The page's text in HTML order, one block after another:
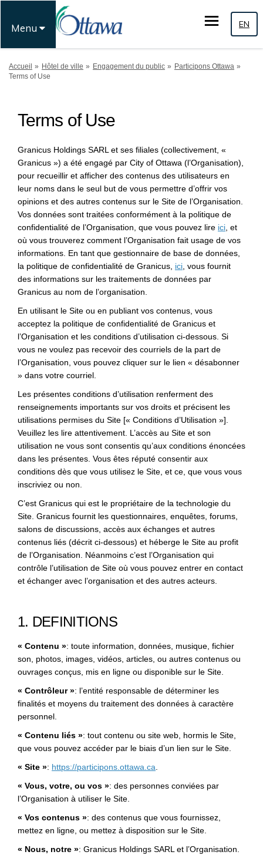
Menu EN
Vous êtes ici:
Accueil Hôtel de ville Engagement du public
Participons Ottawa
Terms of Use
Terms of Use
Granicus Holdings SARL et ses filiales (collectivement, «
Granicus ») a été engagé par City of Ottawa (l’Organisation),
pour recueillir et afficher des contenus des utilisateurs en
leur noms dans le seul but de vous permettre d’offrir vos
opinions et des autres contenus sur le Site de l’Organisation.
Vos données sont traitées conformément à la politique de
confidentialité de l’Organisation, que vous pouvez lire ici , et
où vous trouverez comment l’Organisation fait usage de vos
informations. En tant que gestionnaire de base de données,
la politique de confidentialité de Granicus, ici(Liens externes)
, vous fournit
des informations sur les traitements de données par
Granicus au nom de l’organisation.
En utilisant le Site ou en publiant vos contenus, vous
acceptez la politique de confidentialité de Granicus et
l’Organisation et les conditions d’utilisation ci-dessous. Si
vous ne voulez pas recevoir des courriels de la part de
l’Organisation, vous pouvez cliquer sur le lien « désabonner
» dans votre courriel.
Les présentes conditions d’utilisation renferment des
renseignements importants sur vos droits et précisent les
utilisations permises du Site [« Conditions d’Utilisation »].
Veuillez les lire attentivement. L’accès au Site et son
utilisation ne vous sont consentis qu’aux conditions énoncées
dans les présentes. Vous êtes réputé consentir aux
conditions dès que vous utilisez le Site, et ce, que vous vous
inscriviez ou non.
C’est Granicus qui est le propriétaire de la technologie du
Site. Granicus fournit les questionnaires, enquêtes, forums,
salons de discussions, accès aux échanges et autres
contenus liés (décrit ci-dessous) et héberge le Site au profit
de l’Organisation. Néanmoins c’est l’Organisation qui
contrôle l’utilisation de Site où vous pouvez entrer en contact
et échanger avec l’organisation et des autres acteurs.
1. DEFINITIONS
« Contenu »: toute information, données, musique, fichier
son, photos, images, vidéos, articles, ou autres contenus ou
ouvrages conçus, mis en ligne ou disponible sur le Site.
« Contrôleur »: l’entité responsable de déterminer les
finalités et moyens du traitement des données à caractère
personnel.
« Contenu liés »: tout contenu ou site web, hormis le Site,
que vous pouvez accéder par le biais d’un lien sur le Site.
« Site »: https://participons.ottawa.ca.
« Vous, votre, ou vos »: des personnes conviées par
l’Organisation à utiliser le Site.
« Vos contenus »: des contenus que vous fournissez,
mettez en ligne, ou mettez à disposition sur le Site.
« Nous, notre »: Granicus Holdings SARL et l’Organisation.